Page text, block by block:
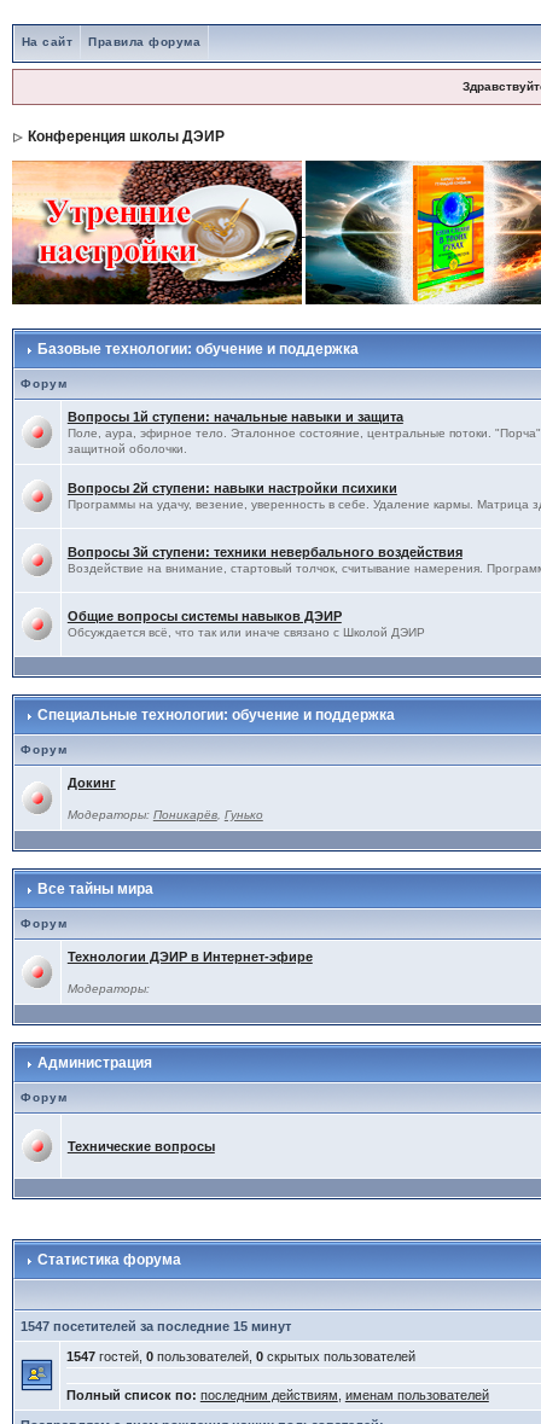
На сайт Правила форума
Конференция школы ДЭИР
Базовые технологии: обучение и поддержка
Форум
Вопросы 1й ступени: начальные навыки и защита
Поле, аура, эфирное тело. Эталонное состояние, центральные потоки.
защитной оболочки.
Вопросы 2й ступени: навыки настройки психики
Программы на удачу, везение, уверенность в себе. Удаление кармы. Матрица
Вопросы 3й ступени: техники невербального воздействия
Воздействие на внимание, стартовый толчок, считывание намерения.
Общие вопросы системы навыков ДЭИР
Обсуждается всё, что так или иначе связано с Школой ДЭИР
Специальные технологии: обучение и поддержка
Форум
Докинг
Модераторы: Поникарёв, Гунько
Все тайны мира
Форум
Технологии ДЭИР в Интернет-эфире
Модераторы:
Администрация
Форум
Технические вопросы
Статистика форума
1547 посетителей за последние 15 минут
1547гостей, 0пользователей, 0скрытых пользователей
Полный список по: последним действиям именам пользователей